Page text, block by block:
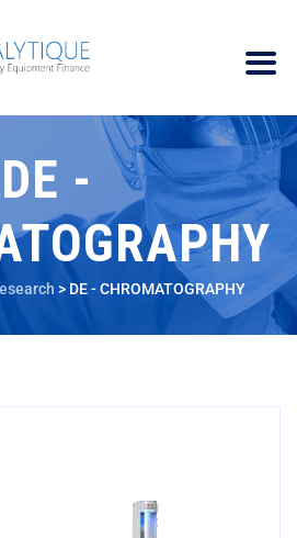
DE -
> DE - CHROMATOGRAPHY